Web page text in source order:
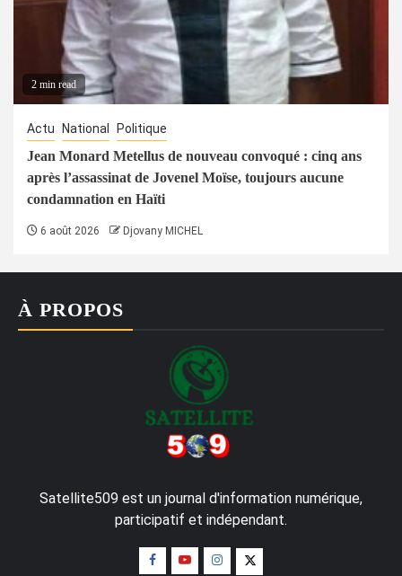
2 min read
Actu National Politique
Jean Monard Metellus de nouveau convoqué : cinq ans
après l’assassinat de Jovenel Moïse, toujours aucune
condamnation en Haïti
6 août 2026 Djovany MICHEL
À PROPOS
Satellite509 est un journal d'information numérique,
participatif et indépendant.